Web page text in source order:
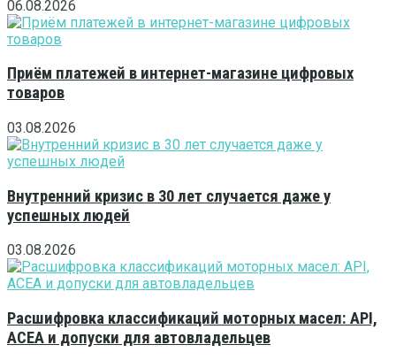
06.08.2026
Приём платежей в интернет-магазине цифровых
товаров
03.08.2026
Внутренний кризис в 30 лет случается даже у
успешных людей
03.08.2026
Расшифровка классификаций моторных масел: API,
ACEA и допуски для автовладельцев